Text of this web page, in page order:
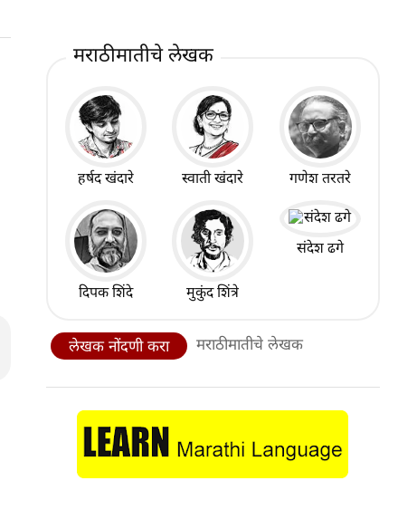
मराठीमातीचे लेखक
हर्षद खंदारे स्वाती खंदारे गणेश तरतरे
दिपक शिंदे मुकुंद शिंत्रे
संदेश ढगे
लेखक नोंदणी करा मराठीमातीचे लेखक